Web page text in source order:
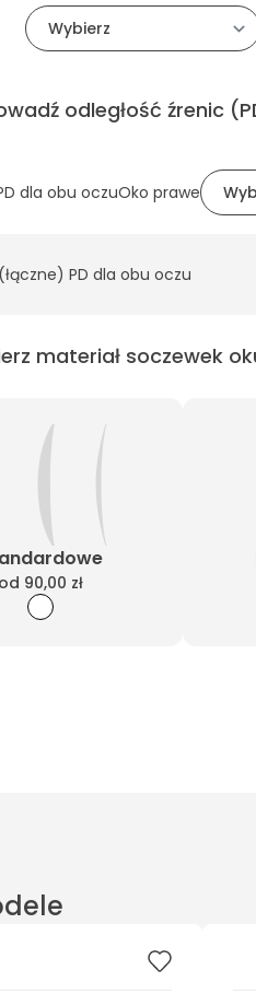
odległość źrenic
dla obu oczuOko prawe
PD dla obu oczu
materiał soczewek
od 90,00 zł